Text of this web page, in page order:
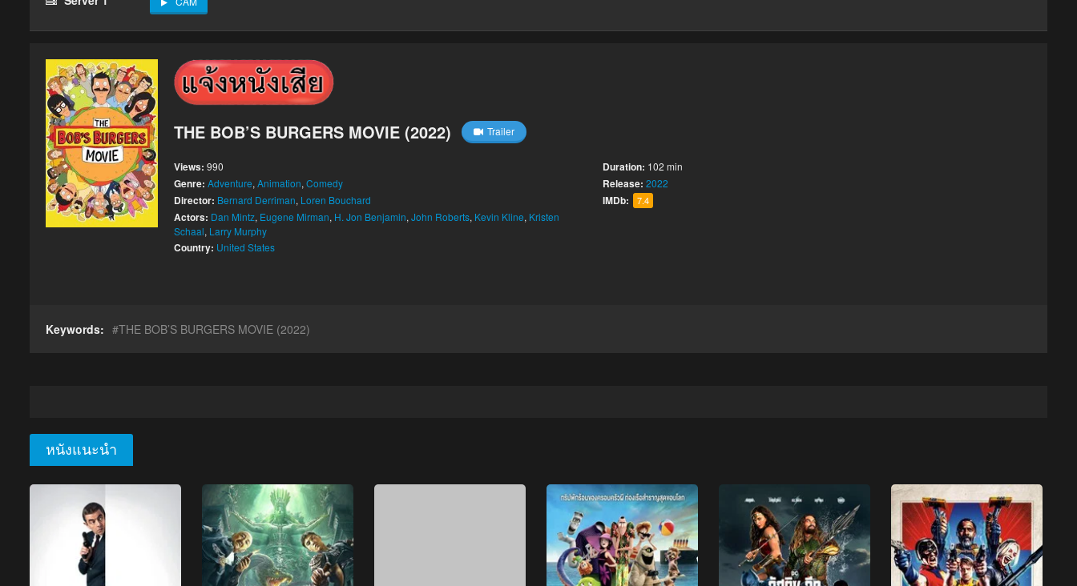
THE BOB’S BURGERS MOVIE (2022) Trailer
Views: 990
Genre: Adventure, Animation, Comedy
Director: Bernard Derriman, Loren Bouchard
Actors: Dan Mintz, Eugene Mirman, H. Jon Benjamin, John Roberts, Kevin Kline, Kristen
Schaal, Larry Murphy
Country: United States
Duration: 102 min
Release: 2022
IMDb: 7.4
Keywords: THE BOB’S BURGERS MOVIE (2022)
หนังแนะนำ